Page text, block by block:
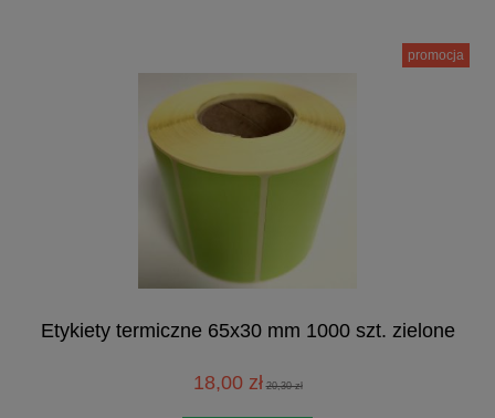
Etykiety termiczne 65x30 mm 1000 szt. zielone
18,00 zł 20,30 zł
promocja